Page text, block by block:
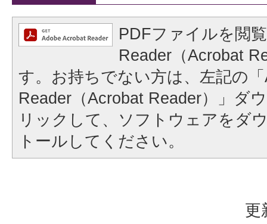
PDFファイルを閲
Reader（Acrobat
す。お持ちでない方は、左記の
Reader（Acrobat Reader）」ダ
リックして、ソフトウェアをダ
トールしてください。
更